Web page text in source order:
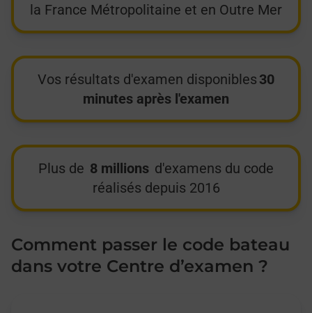
la France Métropolitaine et en Outre Mer
Vos résultats d'examen disponibles 30
minutes après l'examen
Plus de 8 millions d'examens du code
réalisés depuis 2016
Comment passer le code bateau
dans votre Centre d’examen ?